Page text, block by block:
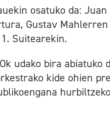
osatuko da:
Gustav Mahlerren
1. Suitearekin.
udako bira
kide ohien